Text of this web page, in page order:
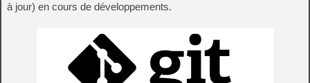
à jour) en cours de développements.